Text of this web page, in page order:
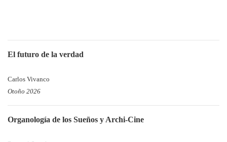
El futuro de la verdad
Carlos Vivanco
Otoño 2026
Organología de los Sueños y Archi-Cine